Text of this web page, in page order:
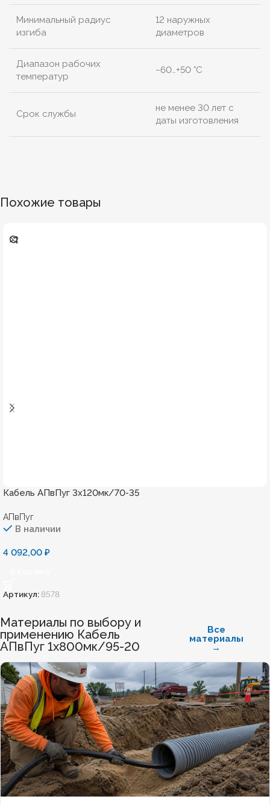
Минимальный радиус
изгиба
12 наружных
диаметров
Диапазон рабочих
температур
−60…+50 °C
Срок службы
не менее 30 лет с
даты изготовления
Похожие товары
Кабель АПвПуг 3х120мк/70-35
АПвПуг
В наличии
4 092,00 ₽
Артикул:8578
Материалы по выбору и
применению Кабель
АПвПуг 1х800мк/95-20
Все
материалы
→